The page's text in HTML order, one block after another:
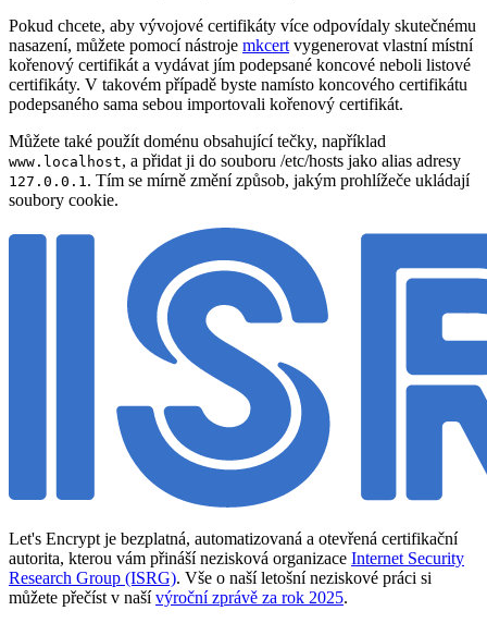
Pokud chcete, aby vývojové certifikáty více odpovídaly skutečnému
nasazení, můžete pomocí nástroje mkcertvygenerovat vlastní místní
kořenový certifikát a vydávat jím podepsané koncové neboli listové
certifikáty. V takovém případě byste namísto koncového certifikátu
podepsaného sama sebou importovali kořenový certifikát.
Můžete také použít doménu obsahující tečky, například
www.localhost, a přidat ji do souboru /etc/hosts jako alias adresy
127.0.0.1. Tím se mírně změní způsob, jakým prohlížeče ukládají
soubory cookie.
Let's Encrypt je bezplatná, automatizovaná a otevřená certifikační
autorita, kterou vám přináší nezisková organizace Internet Security
Research Group (ISRG). Vše o naší letošní neziskové práci si
můžete přečíst v našívýroční zprávě za rok 2025.